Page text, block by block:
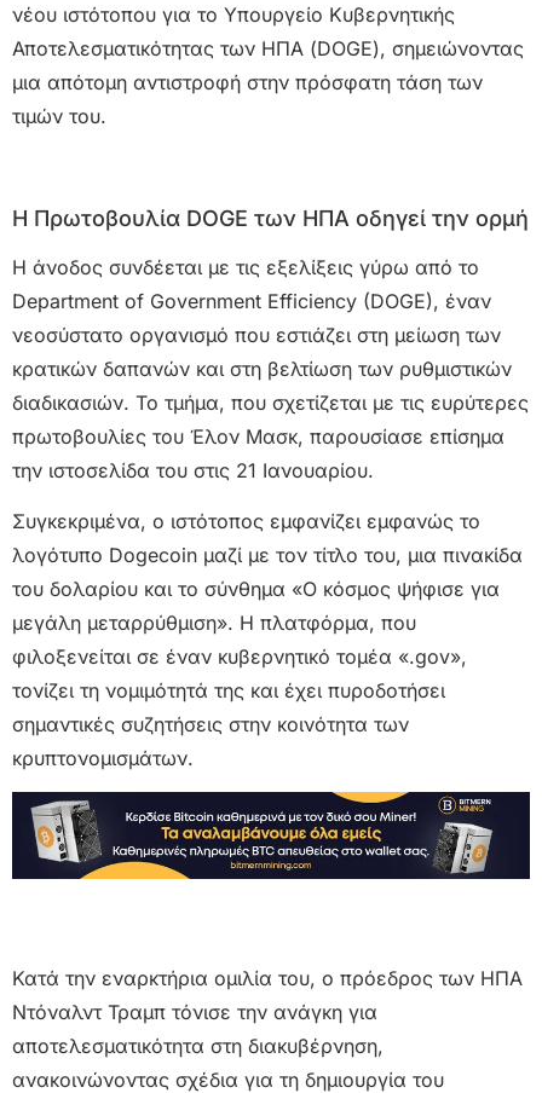
νέου ιστότοπου για το Υπουργείο Κυβερνητικής
Αποτελεσματικότητας των ΗΠΑ (DOGE), σημειώνοντας
μια απότομη αντιστροφή στην πρόσφατη τάση των
τιμών του.
Η Πρωτοβουλία DOGE των ΗΠΑ οδηγεί την ορμή
Η άνοδος συνδέεται με τις εξελίξεις γύρω από το
Department of Government Efficiency (DOGE), έναν
νεοσύστατο οργανισμό που εστιάζει στη μείωση των
κρατικών δαπανών και στη βελτίωση των ρυθμιστικών
διαδικασιών. Το τμήμα, που σχετίζεται με τις ευρύτερες
πρωτοβουλίες του Έλον Μασκ, παρουσίασε επίσημα
την ιστοσελίδα του στις 21 Ιανουαρίου.
Συγκεκριμένα, ο ιστότοπος εμφανίζει εμφανώς το
λογότυπο Dogecoin μαζί με τον τίτλο του, μια πινακίδα
του δολαρίου και το σύνθημα «Ο κόσμος ψήφισε για
μεγάλη μεταρρύθμιση». Η πλατφόρμα, που
φιλοξενείται σε έναν κυβερνητικό τομέα «.gov»,
τονίζει τη νομιμότητά της και έχει πυροδοτήσει
σημαντικές συζητήσεις στην κοινότητα των
κρυπτονομισμάτων.
Κατά την εναρκτήρια ομιλία του, ο πρόεδρος των ΗΠΑ
Ντόναλντ Τραμπ τόνισε την ανάγκη για
αποτελεσματικότητα στη διακυβέρνηση,
ανακοινώνοντας σχέδια για τη δημιουργία του